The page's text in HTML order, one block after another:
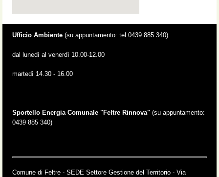
Ufficio Ambiente (su appuntamento: tel 0439 885 340)
dal lunedì al venerdì 10.00-12.00
martedì 14.30 - 16.00
Sportello Energia Comunale "Feltre Rinnova" (su appuntamento:
0439 885 340)
Comune di Feltre - SEDE Settore Gestione del Territorio - Via